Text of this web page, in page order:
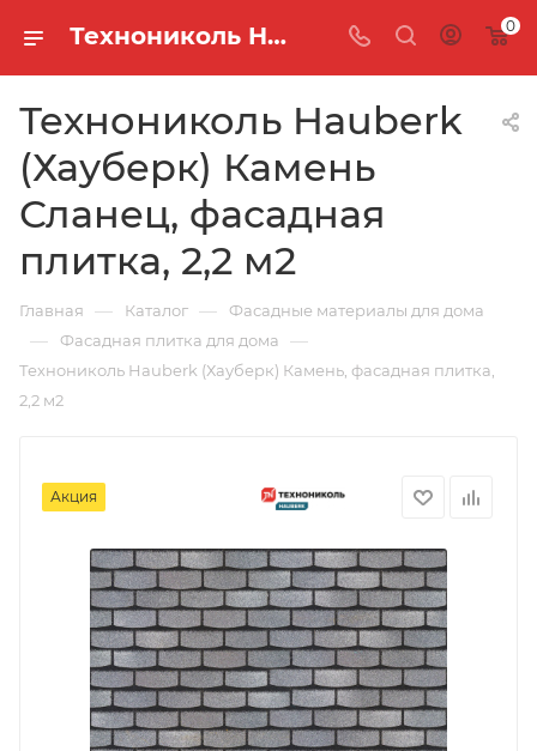
Технониколь Hauberk (Хауберк) Камень Сланец, фасадная плитка, 2,2 м2 0
Технониколь Hauberk
(Хауберк) Камень
Сланец, фасадная
плитка, 2,2 м2
Главная — Каталог — Фасадные материалы для дома
— Фасадная плитка для дома —
Технониколь Hauberk (Хауберк) Камень, фасадная плитка,
2,2 м2
Акция